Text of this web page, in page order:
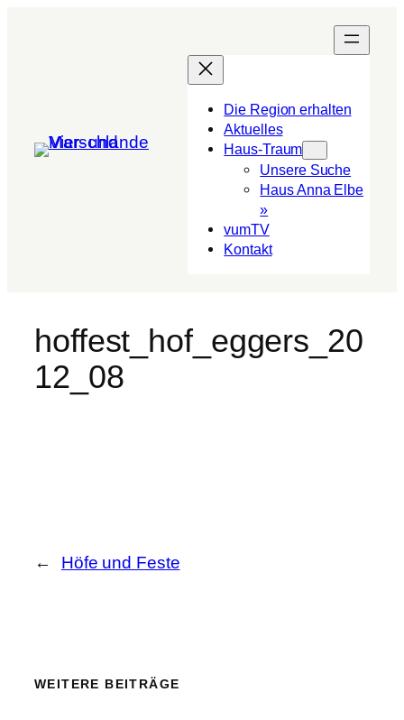
Die Region erhalten
Aktuelles
Haus-Traum
Unsere Suche
Haus Anna Elbe
»
vumTV
Kon­takt
hoffest_hof_eggers_20
12_08
← Höfe und Feste
WEITERE BEITRÄGE